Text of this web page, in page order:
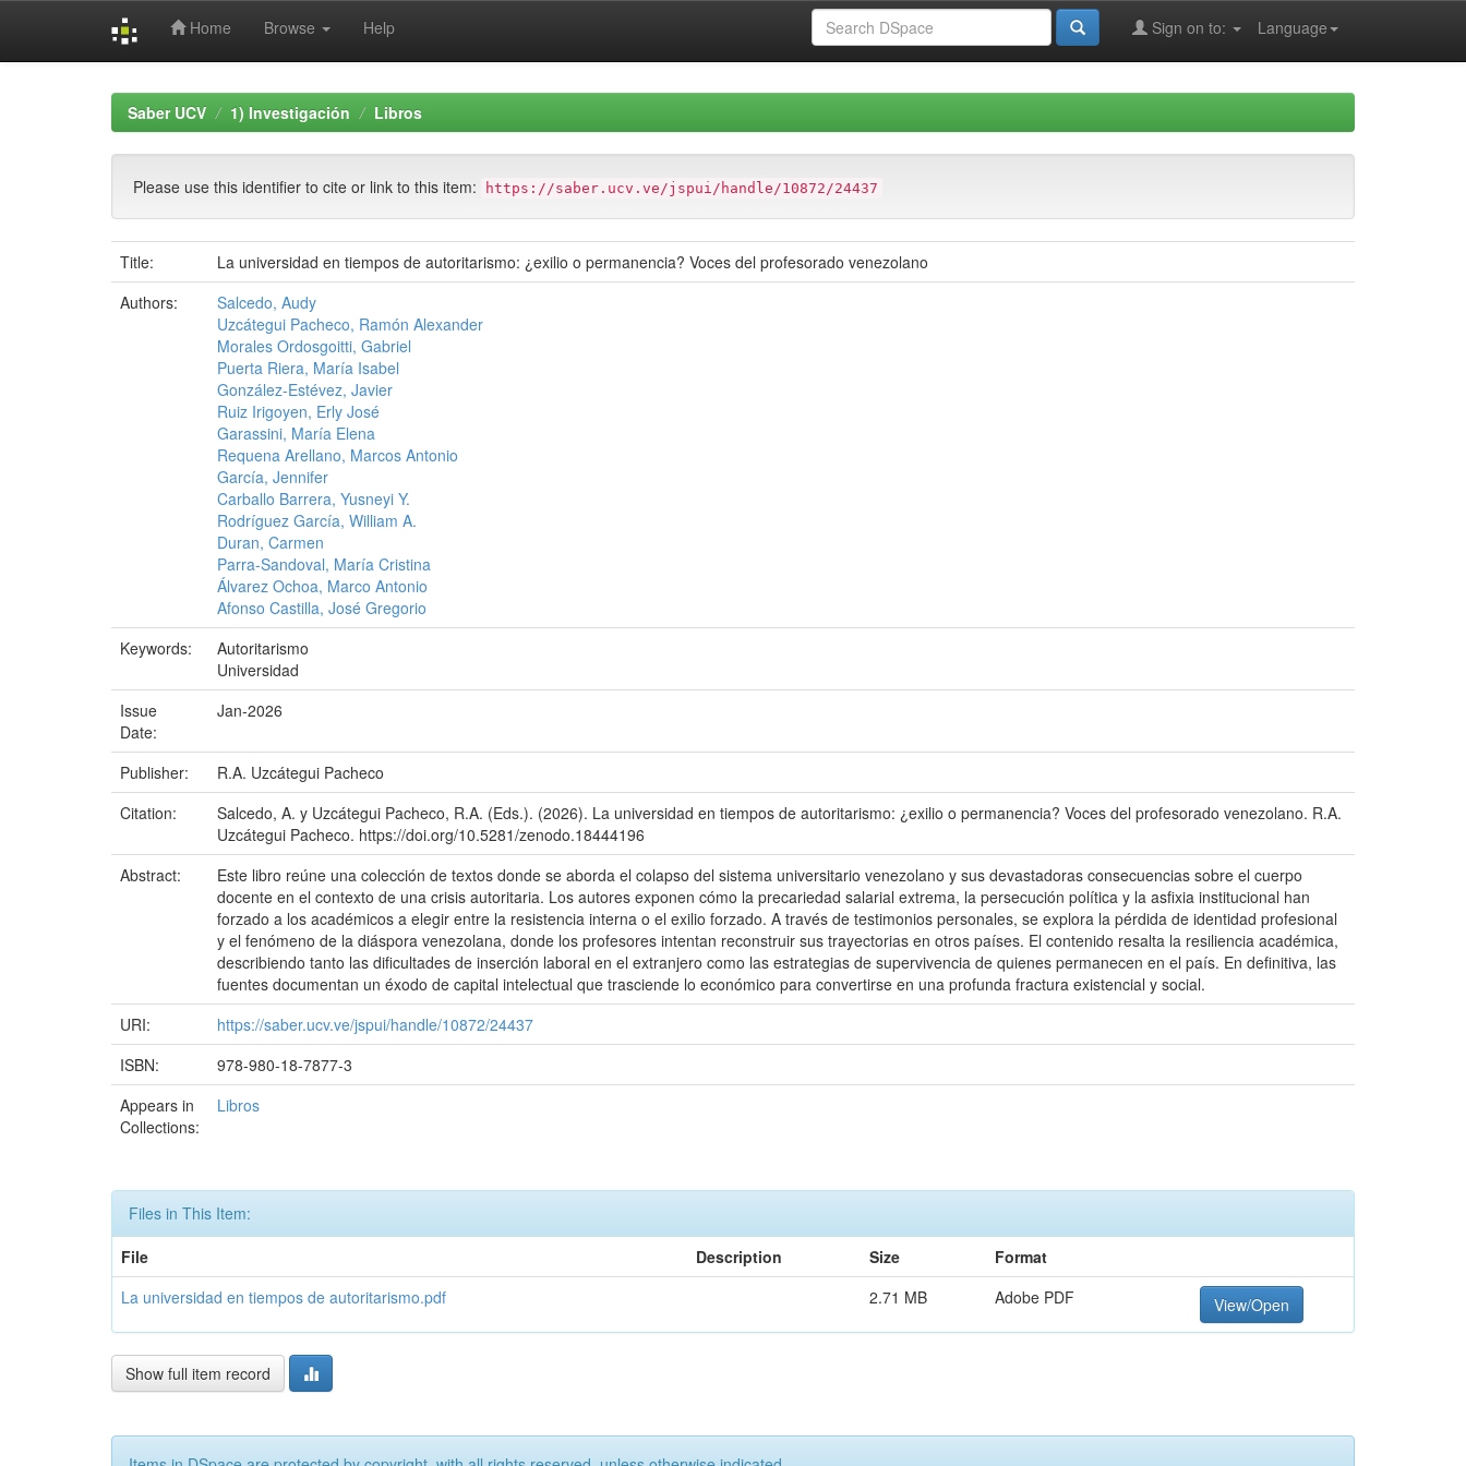
Home Browse Help Language
Sign on to:
Saber UCV 1) Investigación Libros
Please use this identifier to cite or link to this item: https://saber.ucv.ve/jspui/handle/10872/24437
Title:
La universidad en tiempos de autoritarismo: ¿exilio o permanencia? Voces del profesorado venezolano
Authors:
Salcedo, Audy
Uzcátegui Pacheco, Ramón Alexander
Morales Ordosgoitti, Gabriel
Puerta Riera, María Isabel
González-Estévez, Javier
Ruiz Irigoyen, Erly José
Garassini, María Elena
Requena Arellano, Marcos Antonio
García, Jennifer
Carballo Barrera, Yusneyi Y.
Rodríguez García, William A.
Duran, Carmen
Parra-Sandoval, María Cristina
Álvarez Ochoa, Marco Antonio
Afonso Castilla, José Gregorio
Keywords:
Autoritarismo
Universidad
Issue
Date:
Jan-2026
Publisher:
R.A. Uzcátegui Pacheco
Citation:
Salcedo, A. y Uzcátegui Pacheco, R.A. (Eds.). (2026). La universidad en tiempos de autoritarismo: ¿exilio o permanencia? Voces del profesorado venezolano. R.A.
Uzcátegui Pacheco. https://doi.org/10.5281/zenodo.18444196
Abstract:
Este libro reúne una colección de textos donde se aborda el colapso del sistema universitario venezolano y sus devastadoras consecuencias sobre el cuerpo
docente en el contexto de una crisis autoritaria. Los autores exponen cómo la precariedad salarial extrema, la persecución política y la asfixia institucional han
forzado a los académicos a elegir entre la resistencia interna o el exilio forzado. A través de testimonios personales, se explora la pérdida de identidad profesional
y el fenómeno de la diáspora venezolana, donde los profesores intentan reconstruir sus trayectorias en otros países. El contenido resalta la resiliencia académica,
describiendo tanto las dificultades de inserción laboral en el extranjero como las estrategias de supervivencia de quienes permanecen en el país. En definitiva, las
fuentes documentan un éxodo de capital intelectual que trasciende lo económico para convertirse en una profunda fractura existencial y social.
URI:
https://saber.ucv.ve/jspui/handle/10872/24437
ISBN:
978-980-18-7877-3
Appears in
Collections:
Libros
Files in This Item:
File
Description Size
Format
La universidad en tiempos de autoritarismo.pdf
2.71 MB Adobe PDF View/Open
Show full item record